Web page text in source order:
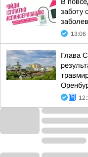
заботу
13:06
Глава